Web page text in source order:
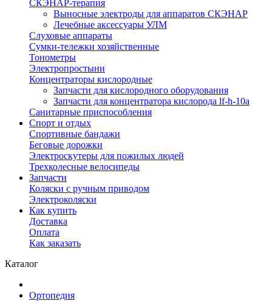
СКЭНАР-терапия
Выносные электроды для аппаратов СКЭНАР
Лечебные аксессуары УЛМ
Слуховые аппараты
Сумки-тележки хозяйственные
Тонометры
Электропростыни
Концентраторы кислородные
Запчасти для кислородного оборудования
Запчасти для концентратора кислорода lf-h-10a
Санитарные приспособления
Спорт и отдых
Спортивные бандажи
Беговые дорожки
Электроскутеры для пожилых людей
Трехколесные велосипеды
Запчасти
Коляски с ручным приводом
Электроколяски
Как купить
Доставка
Оплата
Как заказать
Каталог
Ортопедия